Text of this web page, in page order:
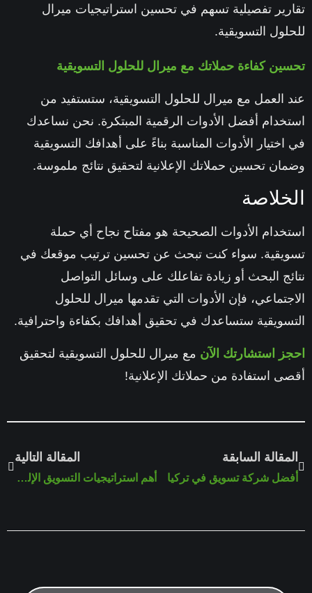
تقارير تفصيلية تسهم في تحسين استراتيجياتميرال
للحلول التسويقية.
تحسين كفاءة حملاتك معميرال للحلول التسويقية
عند العمل معميرال للحلول التسويقية، ستستفيد من
استخدام أفضل الأدوات الرقمية المبتكرة. نحن نساعدك
في اختيار الأدوات المناسبة بناءً على أهدافك التسويقية
وضمان تحسين حملاتك الإعلانية لتحقيق نتائج ملموسة.
الخلاصة
استخدام الأدوات الصحيحة هو مفتاح نجاح أي حملة
تسويقية. سواء كنت تبحث عن تحسين ترتيب موقعك في
نتائج البحث أو زيادة تفاعلك على وسائل التواصل
الاجتماعي، فإن الأدوات التي تقدمهاميرال للحلول
التسويقيةستساعدك في تحقيق أهدافك بكفاءة واحترافية.
احجز استشارتك الآنمع ميرال للحلول التسويقيةلتحقيق
أقصى استفادة من حملاتك الإعلانية!
المقالة السابقة
أفضل شركة تسويق في تركيا
المقالة التالية
أهم استراتيجيات التسويق الإلكتروني الناجحة في 2024